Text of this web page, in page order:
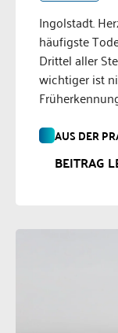
Ingolstadt.
häufigste
Drittel aller
wichtiger ist
AUS DER
BEITRAG